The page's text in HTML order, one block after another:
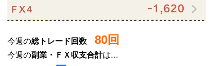
今週の総トレード回数 80回
今週の副業・ＦＸ収支合計は…